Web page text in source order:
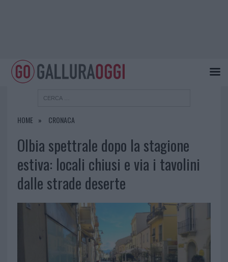
HOME CRONACA
Olbia spettrale dopo la stagione
estiva: locali chiusi e via i tavolini
dalle strade deserte